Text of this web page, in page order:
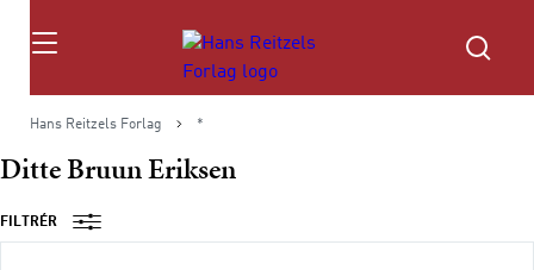
Søg
Hans Reitzels Forlag *
Ditte Bruun Eriksen
FILTRÉR